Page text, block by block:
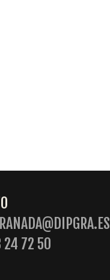
72 50